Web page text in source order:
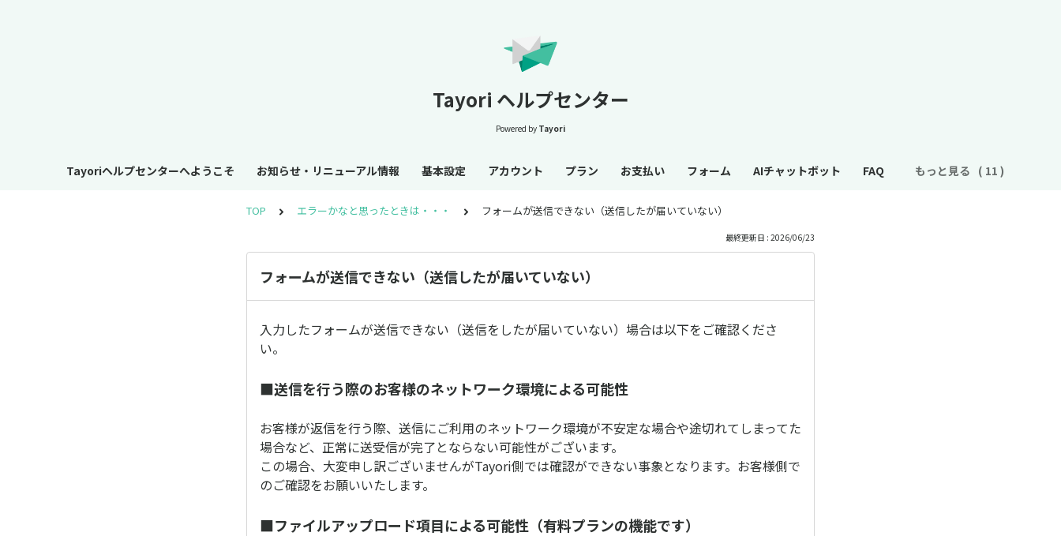
Tayori ヘルプセンター
Powered by Tayori
Tayoriヘルプセンターへようこそ お知らせ・リニューアル情報 基本設定 アカウント プラン お支払い フォーム AIチャットボット FAQ もっと見る
TOP エラーかなと思ったときは・・・ フォームが送信できない（送信したが届いていない）
最終更新日 : 2026/06/23
フォームが送信できない（送信したが届いていない）
入力したフォームが送信できない（送信をしたが届いていない）場合は以下をご確認くださ
い。
■送信を行う際のお客様のネットワーク環境による可能性
お客様が返信を行う際、送信にご利用のネットワーク環境が不安定な場合や途切れてしまってた
場合など、正常に送受信が完了とならない可能性がございます。
この場合、大変申し訳ございませんがTayori側では確認ができない事象となります。お客様側で
のご確認をお願いいたします。
■ファイルアップロード項目による可能性（有料プランの機能です）